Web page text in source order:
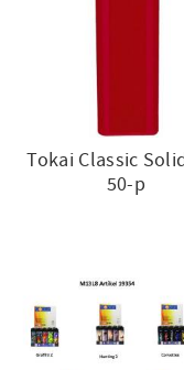
Tokai Classic
50-p